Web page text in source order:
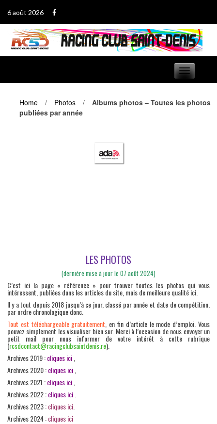
au
contenu
6 août 2026
Basculer
navigation
Home / Photos /
Albums photos – Toutes les photos
publiées par année
LES PHOTOS
(dernière mise à jour le 07 août 2024)
C’est ici la page « référence » pour trouver toutes les photos qui vous
intéressent, publiées dans les articles du site, mais de meilleure qualité ici.
Il y a tout depuis 2018 jusqu’à ce jour, classé par année et date de compétition,
par ordre chronologique donc.
Tout est téléchargeable gratuitement , en fin d’article le mode d’emploi. Vous
pouvez simplement les visualiser bien sur. Merci à l’occasion de nous envoyer un
petit mail pour nous informer de votre intérêt à cette rubrique
(rcsdcontact@racingclubsaintdenis.re).
Archives 2019 :cliques ici
Archives 2020 :cliques ici
Archives 2021 :cliques ici
Archives 2022 :cliques ici
Archives 2023 :cliques ici
Archives 2024 :cliques ici